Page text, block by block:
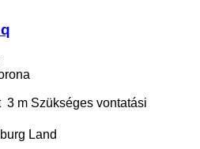
3 m Szükséges vontatási
Land